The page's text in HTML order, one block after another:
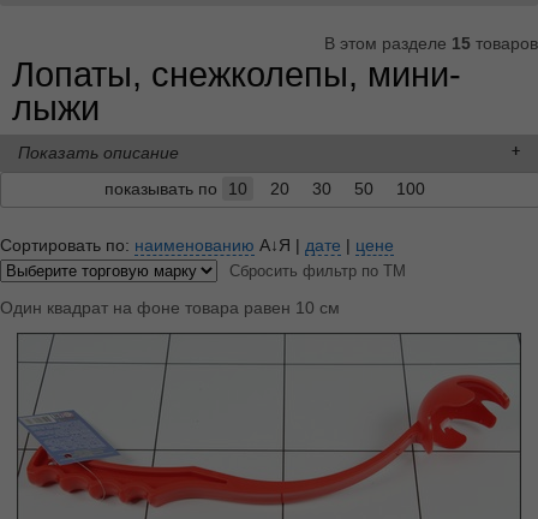
В этом разделе 15 товаров
Лопаты, снежколепы, мини-
лыжи
Показать описание
показывать по
10 20 30 50 100
Сортировать по: наименованию А↓Я | дате | цене
Сбросить фильтр по ТМ
Один квадрат на фоне товара равен 10 см